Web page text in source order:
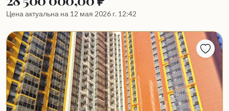
Цена актуальна на 12 мая 2026 г. 12:42